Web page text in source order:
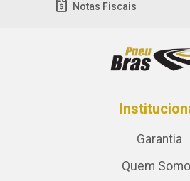
Notas Fiscais
Garantia
Quem